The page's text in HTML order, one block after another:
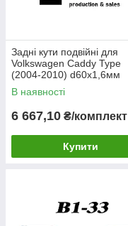
Задні кути подвійні для
Volkswagen Caddy Type
(2004-2010) d60х1,6мм
В наявності
6 667,10 ₴/комплект
Купити